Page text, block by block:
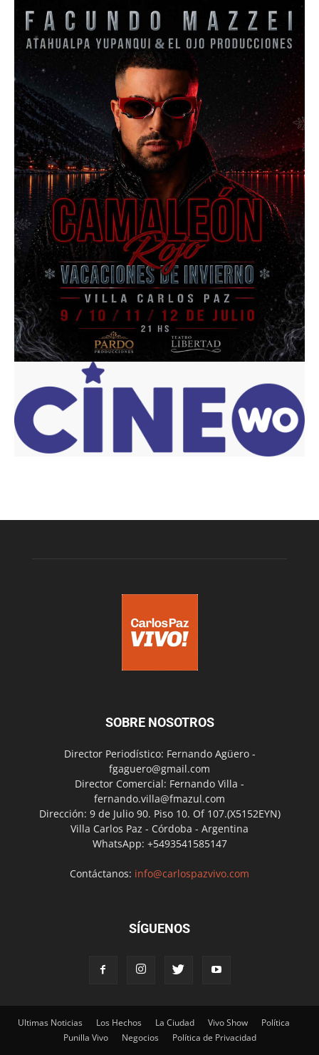
SOBRE NOSOTROS
Director Periodístico: Fernando Agüero -
fgaguero@gmail.com
Director Comercial: Fernando Villa -
fernando.villa@fmazul.com
Dirección: 9 de Julio 90. Piso 10. Of 107.(X5152EYN)
Villa Carlos Paz - Córdoba - Argentina
WhatsApp: +5493541585147
Contáctanos: info@carlospazvivo.com
SÍGUENOS
Ultimas Noticias Los Hechos La Ciudad Vivo Show
Política
Punilla Vivo
Negocios Política de Privacidad